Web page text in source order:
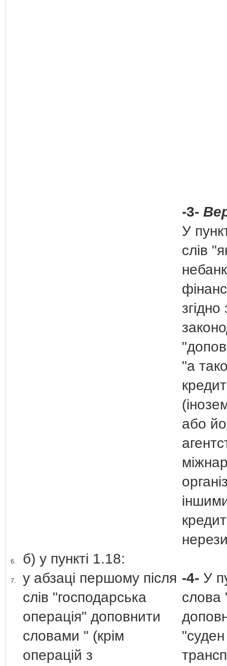
-3-
У
слів
"а
або
6. б) у пункті 1.18:
7.
у абзаці першому після
слів "господарська
операція" доповнити
словами " (крім
операцій з
-4- У
слова